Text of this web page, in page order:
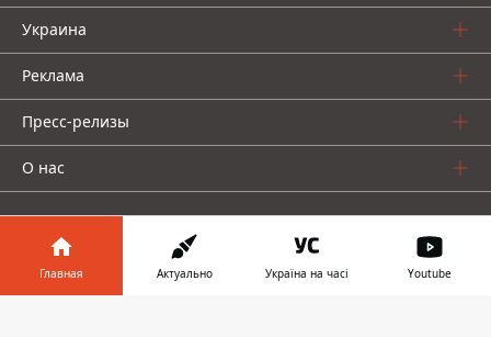
Украина
Реклама
Пресс-релизы
О нас
Главная Актуально Україна на часі Youtube